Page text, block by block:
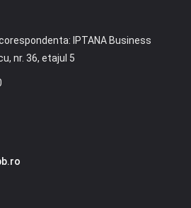
IPTANA Business
nr. 36, etajul 5